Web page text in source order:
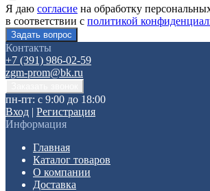
Я даю согласие на обработку
в соответствии с политикой
Контакты
+7 (391) 986-02-59
zgm-prom@bk.ru
пн-пт: с 9:00 до 18:00
Вход | Регистрация
Информация
Главная
Каталог товаров
О компании
Доставка